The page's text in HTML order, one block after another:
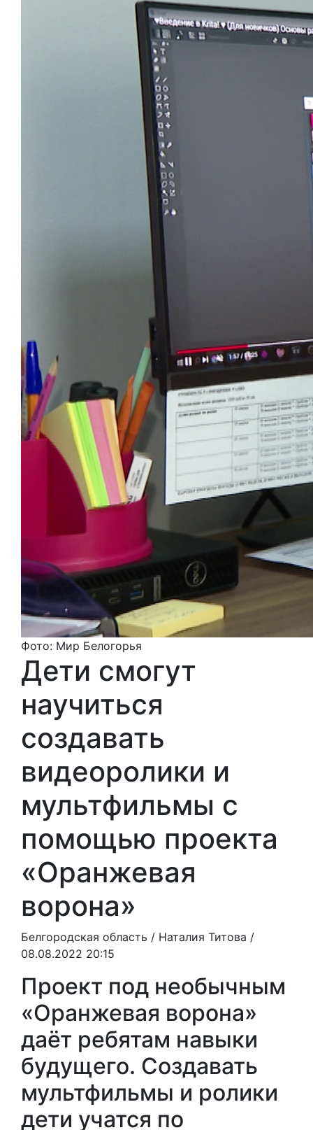
Фото: Мир Белогорья
Дети смогут
научиться
создавать
видеоролики и
мультфильмы с
помощью проекта
«Оранжевая
ворона»
Белгородская область / Наталия Титова /
08.08.2022 20:15
Проект под необычным
«Оранжевая ворона»
даёт ребятам навыки
будущего. Создавать
мультфильмы и ролики
дети учатся по